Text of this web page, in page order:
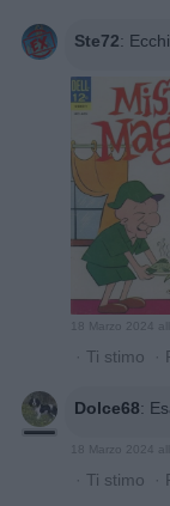
Ste72:
18 Marzo 2024
· Ti stimo ·
Dolce68:
18 Marzo 2024
· Ti stimo ·